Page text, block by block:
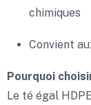
chimiques
Convient
Pourquoi
Le té égal